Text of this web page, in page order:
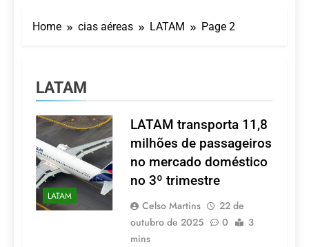
nos aeroportos da
7 De Agosto De 2026
Balanger assume
comando do Wyndham
São Paulo Ibirapuera
5 De Agosto De 2026
LATAM anuncia 42
rotas na primeira fase
de operação do
Embraer 195-E2
5 De Agosto De 2026
Azul retoma voos
Alegre e Montevidéu
em dezembro
Home cias aéreas LATAM Page 2
LATAM
LATAM
LATAM transporta 11,8
milhões de passageiros
no mercado doméstico
no 3º trimestre
Celso Martins
22 de
outubro de 2025
0
3
mins